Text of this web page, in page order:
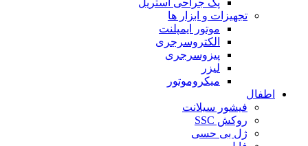
پک جراحی استریل
تجهیزات و ابزار ها
موتور ایمپلنت
الکتروسرجری
پیزوسرجری
لیزر
میکروموتور
اطفال
فیشور سیلانت
روکش SSC
ژل بی حسی